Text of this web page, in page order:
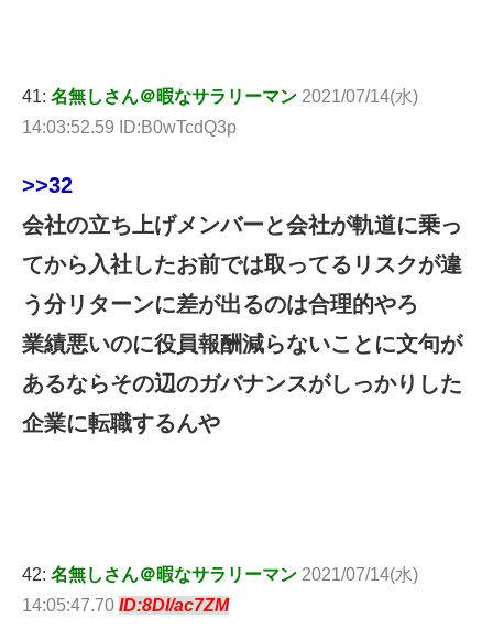
41: 名無しさん＠暇なサラリーマン 2021/07/14(水)
14:03:52.59 ID:B0wTcdQ3p
>>32
会社の立ち上げメンバーと会社が軌道に乗っ
てから入社したお前では取ってるリスクが違
う分リターンに差が出るのは合理的やろ
業績悪いのに役員報酬減らないことに文句が
あるならその辺のガバナンスがしっかりした
企業に転職するんや
42: 名無しさん＠暇なサラリーマン 2021/07/14(水)
14:05:47.70 ID:8Dl/ac7ZM